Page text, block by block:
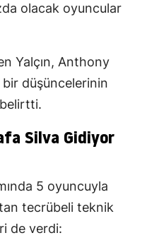
olacak oyuncular
Yalçın, Anthony
düşüncelerinin
belirtti.
Silva Gidiyor
5 oyuncuyla
tecrübeli teknik
de verdi: